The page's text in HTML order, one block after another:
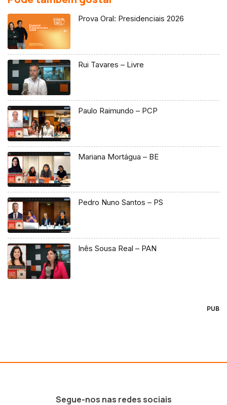
Prova Oral: Presidenciais 2026
Rui Tavares – Livre
Paulo Raimundo – PCP
Mariana Mortágua – BE
Pedro Nuno Santos – PS
Inês Sousa Real – PAN
PUB
Segue-nos nas redes sociais